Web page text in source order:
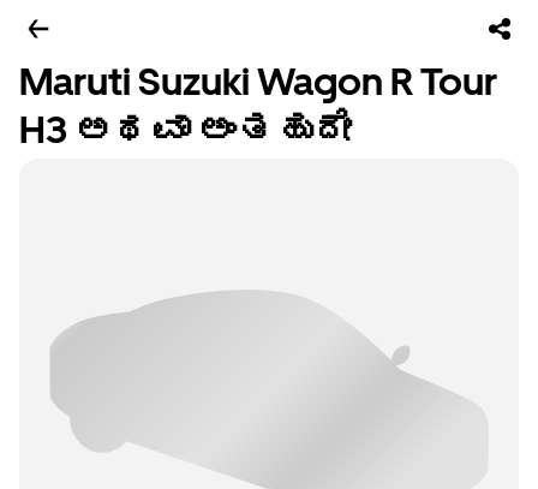
Maruti Suzuki Wagon R Tour
H3 ಅಥವಾ ಅಂತಹುದೇ